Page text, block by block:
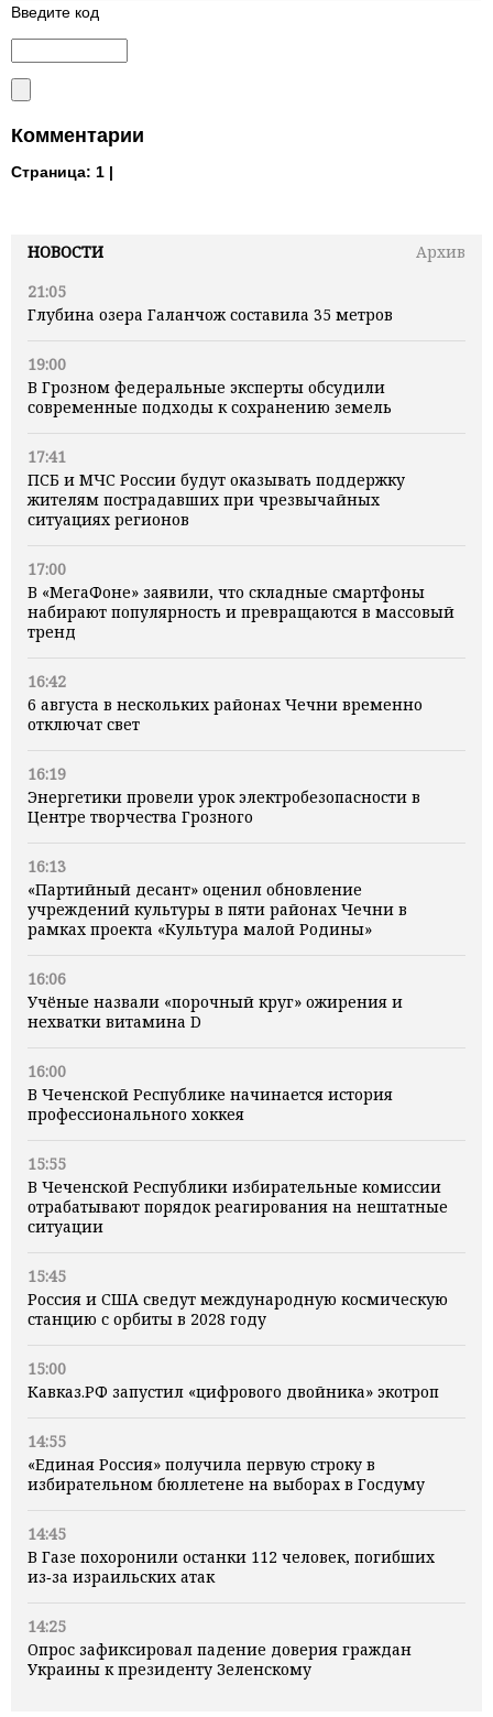
НОВОСТИ
Архив
21:05
Глубина озера Галанчож составила 35 метров
19:00
В Грозном федеральные эксперты обсудили
современные подходы к сохранению земель
17:41
ПСБ и МЧС России будут оказывать поддержку
жителям пострадавших при чрезвычайных
ситуациях регионов
17:00
В «МегаФоне» заявили, что складные смартфоны
набирают популярность и превращаются в массовый
тренд
16:42
6 августа в нескольких районах Чечни временно
отключат свет
16:19
Энергетики провели урок электробезопасности в
Центре творчества Грозного
16:13
«Партийный десант» оценил обновление
учреждений культуры в пяти районах Чечни в
рамках проекта «Культура малой Родины»
16:06
Учёные назвали «порочный круг» ожирения и
нехватки витамина D
16:00
В Чеченской Республике начинается история
профессионального хоккея
15:55
В Чеченской Республики избирательные комиссии
отрабатывают порядок реагирования на нештатные
ситуации
15:45
Россия и США сведут международную космическую
станцию с орбиты в 2028 году
15:00
Кавказ.РФ запустил «цифрового двойника» экотроп
14:55
«Единая Россия» получила первую строку в
избирательном бюллетене на выборах в Госдуму
14:45
В Газе похоронили останки 112 человек, погибших
из‑за израильских атак
14:25
Опрос зафиксировал падение доверия граждан
Украины к президенту Зеленскому
Введите код
Комментарии
Страница: 1 |